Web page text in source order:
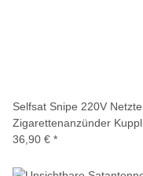
Selfsat Snipe 220V
Zigarettenanzünder
36,90 € *